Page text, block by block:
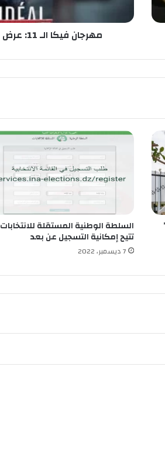
مهرجان فيكا الـ 11: عرض فيلم “المريض المثالي” أمام الجمهور
السلطة الوطنية المستقلة للانتخابات
تتيح إمكانية التسجيل عن بعد
7 ديسمبر، 2022